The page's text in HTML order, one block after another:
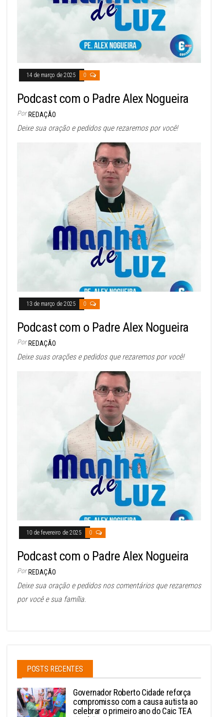
14 de março de 2025 0
Podcast com o Padre Alex Nogueira
Por REDAÇÃO
Deixe sua oração e pedidos que rezaremos por você!
13 de março de 2025 0
Podcast com o Padre Alex Nogueira
Por REDAÇÃO
Deixe suas orações e pedidos que rezaremos por você!
10 de fevereiro de 2025 0
Podcast com o Padre Alex Nogueira
Por REDAÇÃO
Deixe sua oração e pedidos nos comentários que rezaremos
por você e sua família.
POSTS RECENTES
Governador Roberto Cidade reforça
compromisso com a causa autista ao
celebrar o primeiro ano do Caic TEA